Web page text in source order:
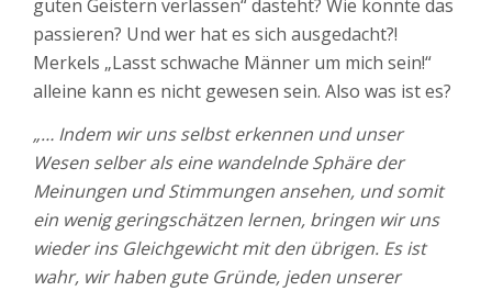
guten Geistern verlassen“ dasteht? Wie konnte das
passieren? Und wer hat es sich ausgedacht?!
Merkels „Lasst schwache Männer um mich sein!“
alleine kann es nicht gewesen sein. Also was ist es?
„… Indem wir uns selbst erkennen und unser
Wesen selber als eine wandelnde Sphäre der
Meinungen und Stimmungen ansehen, und somit
ein wenig geringschätzen lernen, bringen wir uns
wieder ins Gleichgewicht mit den übrigen. Es ist
wahr, wir haben gute Gründe, jeden unserer